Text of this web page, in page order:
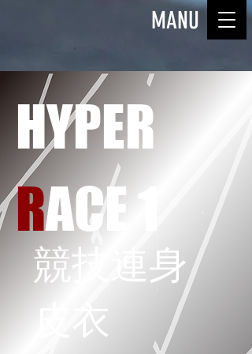
MANU
HYPER
RACE 1
競技連身
皮衣